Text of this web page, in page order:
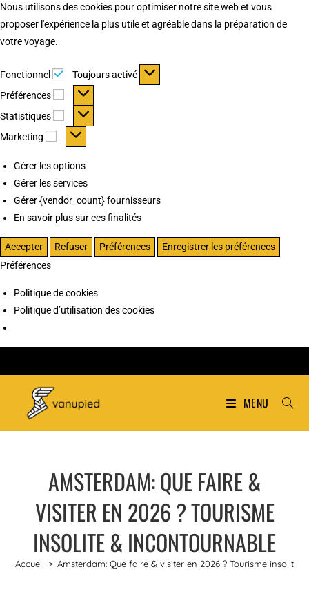
Nous utilisons des cookies pour optimiser notre site web et vous
proposer l'expérience la plus utile et agréable dans la préparation de
votre voyage.
Fonctionnel Fonctionnel
Toujours activé
Préférences
Préférences
Statistiques Statistiques
Marketing Marketing
Gérer les options
Gérer les services
Gérer {vendor_count} fournisseurs
En savoir plus sur ces finalités
Accepter Refuser Préférences
Enregistrer les préférences
Préférences
Politique de cookies
Politique d’utilisation des cookies
MENU
AMSTERDAM: QUE FAIRE &
VISITER EN 2026 ? TOURISME
INSOLITE & INCONTOURNABLE
Accueil > Amsterdam: Que faire & visiter en 2026 ? Tourisme insolite